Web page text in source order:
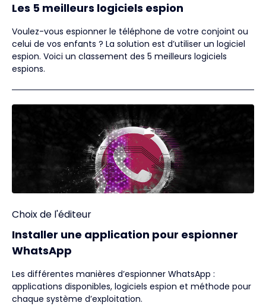
Les 5 meilleurs logiciels espion
Voulez-vous espionner le téléphone de votre conjoint ou
celui de vos enfants ? La solution est d’utiliser un logiciel
espion. Voici un classement des 5 meilleurs logiciels
espions.
Choix de l'éditeur
Installer une application pour espionner
WhatsApp
Les différentes manières d’espionner WhatsApp :
applications disponibles, logiciels espion et méthode pour
chaque système d’exploitation.